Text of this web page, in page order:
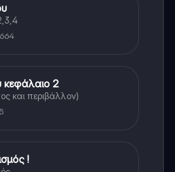
κεφάλαιο 2
και περιβάλλον)
!